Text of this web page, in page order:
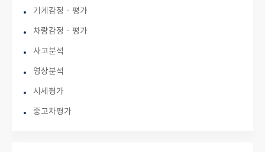
기계감정ㆍ평가
차량감정ㆍ평가
사고분석
영상분석
시세평가
중고차평가